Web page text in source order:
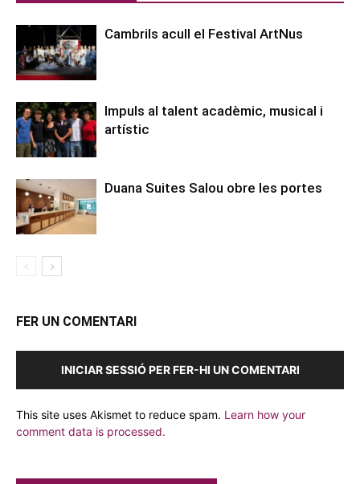
Cambrils acull el Festival ArtNus
Impuls al talent acadèmic, musical i
artístic
Duana Suites Salou obre les portes
FER UN COMENTARI
INICIAR SESSIÓ PER FER-HI UN COMENTARI
This site uses Akismet to reduce spam. Learn how your
comment data is processed.